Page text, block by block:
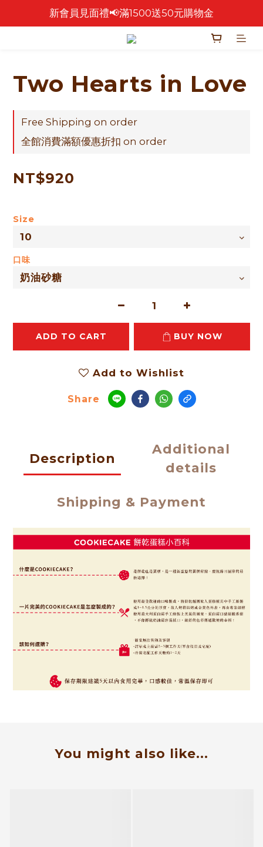
🎉 2026 中秋早鳥優惠中 🎉
新會員見面禮📢滿1500送50元購物金
🎉零售餅乾買4包 送 紅色卡扣鐵盒乙個！🎁
Two Hearts in Love
Free Shipping on order
全館消費滿額優惠折扣 on order
NT$920
Size
口味
ADD TO CART BUY NOW
Add to Wishlist
Share
Description
Additional
details
Shipping & Payment
You might also like...